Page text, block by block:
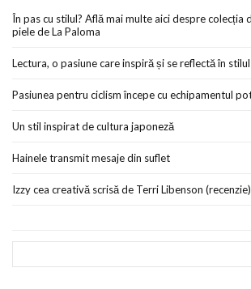
În pas cu stilul? Află mai multe aici despre colecția
piele de La Paloma
Lectura, o pasiune care inspiră și se reflectă în
Pasiunea pentru ciclism începe cu echipamentul
Un stil inspirat de cultura japoneză
Hainele transmit mesaje din suflet
Izzy cea creativă scrisă de Terri Libenson (recenzie)